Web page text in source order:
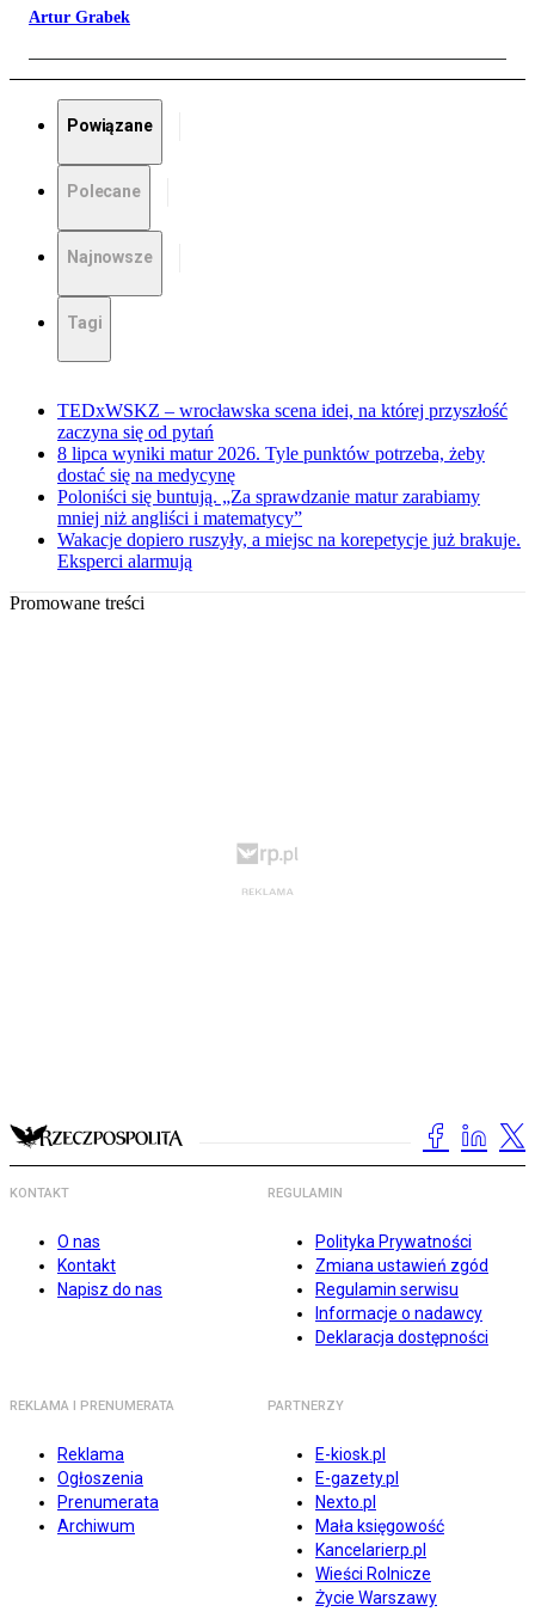
Artur Grabek
Powiązane
Polecane
Najnowsze
Tagi
TEDxWSKZ – wrocławska scena idei, na której przyszłość
zaczyna się od pytań
8 lipca wyniki matur 2026. Tyle punktów potrzeba, żeby
dostać się na medycynę
Poloniści się buntują. „Za sprawdzanie matur zarabiamy
mniej niż angliści i matematycy”
Wakacje dopiero ruszyły, a miejsc na korepetycje już brakuje.
Eksperci alarmują
Promowane treści
KONTAKT
O nas
Kontakt
Napisz do nas
REGULAMIN
Polityka Prywatności
Zmiana ustawień zgód
Regulamin serwisu
Informacje o nadawcy
Deklaracja dostępności
REKLAMA I PRENUMERATA
Reklama
Ogłoszenia
Prenumerata
Archiwum
PARTNERZY
E-kiosk.pl
E-gazety.pl
Nexto.pl
Mała księgowość
Kancelarierp.pl
Wieści Rolnicze
Życie Warszawy